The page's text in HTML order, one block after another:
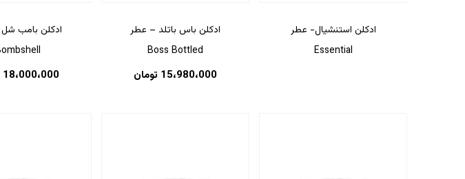
ادکلن استنشیال- عطر
Essential
ادکلن باس باتلد – عطر
Boss Bottled
15،980،000 تومان
ادکلن بامب
18،000،000